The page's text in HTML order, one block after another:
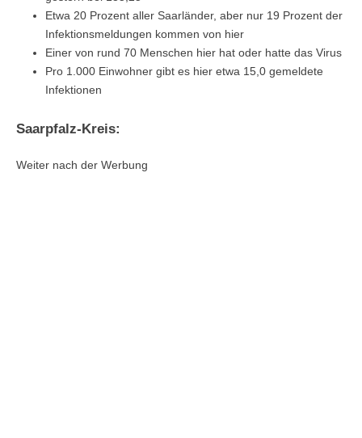
Etwa 20 Prozent aller Saarländer, aber nur 19 Prozent der
Infektionsmeldungen kommen von hier
Einer von rund 70 Menschen hier hat oder hatte das Virus
Pro 1.000 Einwohner gibt es hier etwa 15,0 gemeldete
Infektionen
Saarpfalz-Kreis:
Weiter nach der Werbung